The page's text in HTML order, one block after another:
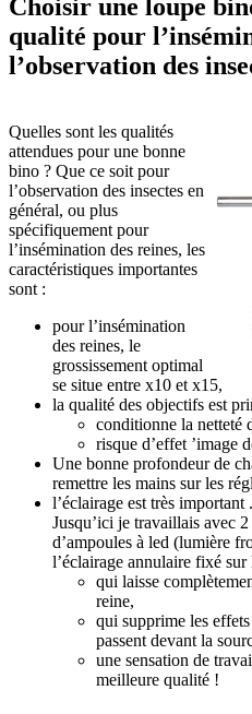
Choisir une loupe
qualité pour
l’observation des
Quelles sont les qualités
attendues pour une bonne
bino ? Que ce soit pour
l’observation des insectes en
général, ou plus
spécifiquement pour
l’insémination des reines, les
caractéristiques importantes
sont :
pour l’insémination
des reines, le
grossissement optimal
se situe entre x10 et x15,
la qualité des objectifs est
conditionne la netteté
risque d’effet ’image
Une bonne profondeur de
remettre les mains sur les
l’éclairage est très
Jusqu’ici je travaillais avec
d’ampoules à led (lumière
l’éclairage annulaire fixé
qui laisse
reine,
qui supprime les
passent devant la
une sensation de
meilleure qualité !